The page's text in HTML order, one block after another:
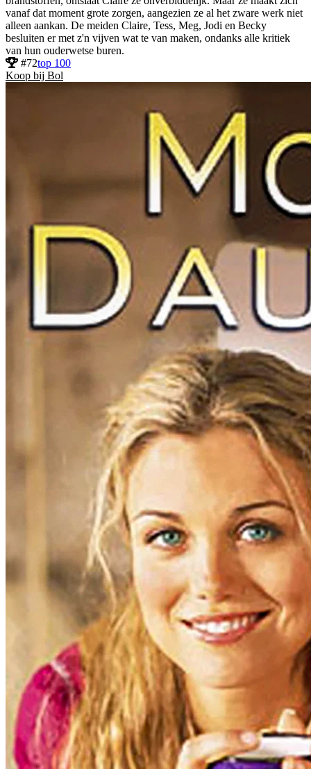
vanaf dat moment grote zorgen, aangezien ze al het zware werk niet
alleen aankan. De meiden Claire, Tess, Meg, Jodi en Becky
besluiten er met z'n vijven wat te van maken, ondanks alle kritiek
van hun ouderwetse buren.
#72top 100
Koop bij Bol